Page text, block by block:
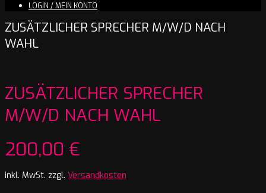
LOGIN / MEIN KONTO
ZUSÄTZLICHER SPRECHER M/W/D NACH
WAHL
ZUSÄTZLICHER SPRECHER
M/W/D NACH WAHL
200,00 €
inkl. MwSt. zzgl. Versandkosten